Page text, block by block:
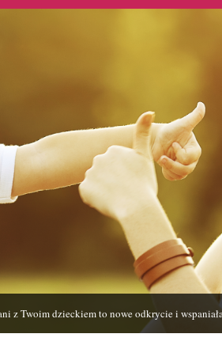
z Twoim dzieckiem to nowe odkrycie i